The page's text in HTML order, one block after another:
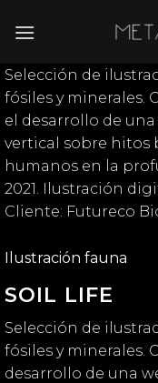
Ilustración fauna
SOIL LIFE
Selección de
fósiles y minerales.
desarrollo de una
Selección de
fósiles y minerales.
el desarrollo de
vertical sobre hitos
humanos en la
2021. Ilustración
Cliente: Futureco